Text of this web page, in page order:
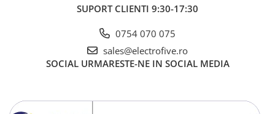
SUPORT CLIENTI 9:30-17:30
0754 070 075
sales@electrofive.ro
SOCIAL URMARESTE-NE IN SOCIAL MEDIA